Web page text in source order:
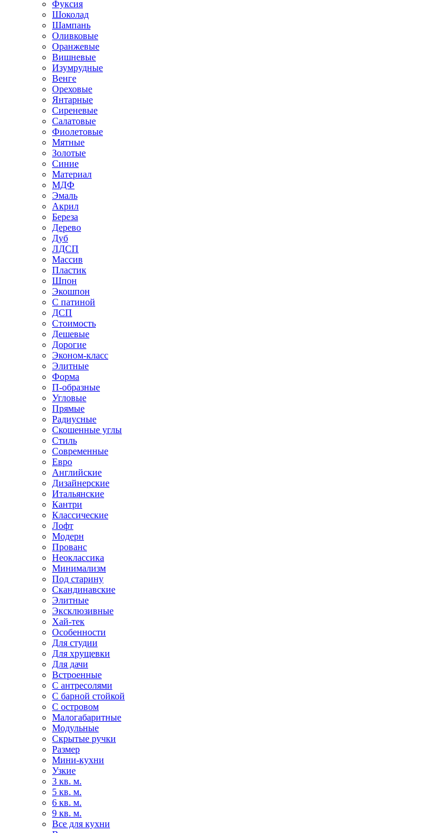
Фуксия
Шоколад
Шампань
Оливковые
Оранжевые
Вишневые
Изумрудные
Венге
Ореховые
Янтарные
Сиреневые
Салатовые
Фиолетовые
Мятные
Золотые
Синие
Материал
МДФ
Эмаль
Акрил
Береза
Дерево
Дуб
ЛДСП
Массив
Пластик
Шпон
Экошпон
С патиной
ДСП
Стоимость
Дешевые
Дорогие
Эконом-класс
Элитные
Форма
П-образные
Угловые
Прямые
Радиусные
Скошенные углы
Стиль
Современные
Евро
Английские
Дизайнерские
Итальянские
Кантри
Классические
Лофт
Модерн
Прованс
Неоклассика
Минимализм
Под старину
Скандинавские
Элитные
Эксклюзивные
Хай-тек
Особенности
Для студии
Для хрущевки
Для дачи
Встроенные
С антресолями
С барной стойкой
С островом
Малогабаритные
Модульные
Скрытые ручки
Размер
Мини-кухни
Узкие
3 кв. м.
5 кв. м.
6 кв. м.
9 кв. м.
Все для кухни